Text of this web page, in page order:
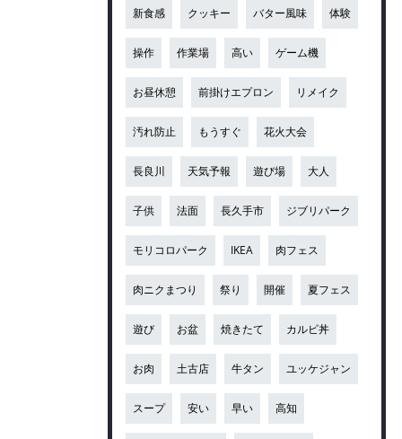
新食感 クッキー バター風味 体験
操作 作業場 高い ゲーム機
お昼休憩 前掛けエプロン リメイク
汚れ防止 もうすぐ 花火大会
長良川 天気予報 遊び場 大人
子供 法面 長久手市 ジブリパーク
モリコロパーク IKEA 肉フェス
肉ニクまつり 祭り 開催 夏フェス
遊び お盆 焼きたて カルビ丼
お肉 土古店 牛タン ユッケジャン
スープ 安い 早い 高知